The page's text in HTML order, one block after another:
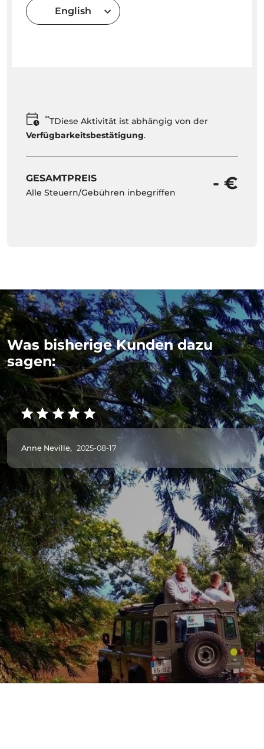
English
**TDiese Aktivität ist abhängig von der
Verfügbarkeitsbestätigung.
GESAMTPREIS
Alle Steuern/Gebühren inbegriffen - €
Was bisherige Kunden dazu
sagen:
Anne Neville, 2025-08-17